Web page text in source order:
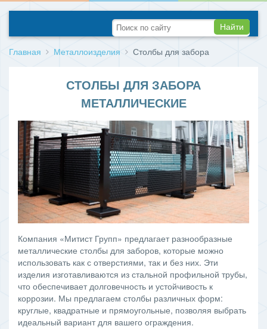
Найти
Главная Металлоизделия Столбы для забора
СТОЛБЫ ДЛЯ ЗАБОРА
МЕТАЛЛИЧЕСКИЕ
Компания «Митист Групп» предлагает разнообразные
металлические столбы для заборов, которые можно
использовать как с отверстиями, так и без них. Эти
изделия изготавливаются из стальной профильной трубы,
что обеспечивает долговечность и устойчивость к
коррозии. Мы предлагаем столбы различных форм:
круглые, квадратные и прямоугольные, позволяя выбрать
идеальный вариант для вашего ограждения.